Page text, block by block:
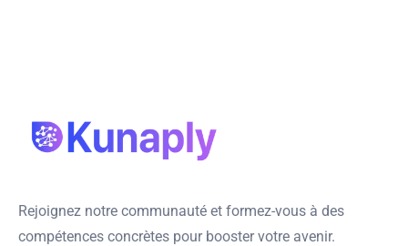
Rejoignez notre communauté et formez-vous à des
compétences concrètes pour booster votre avenir.